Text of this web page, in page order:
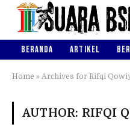
BERANDA ARTIKEL
Home » Archives for Rifqi
AUTHOR: RIFQI